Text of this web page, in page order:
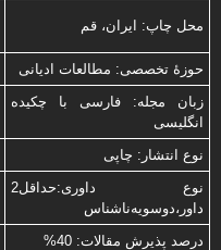
محل چاپ: ایران، قم
حوزۀ تخصصی: مطالعات ادیانی
زبان مجله: فارسی با چكیده
انگلیسی
نوع انتشار: چاپی
نوع داوری:حداقل2
داور،دوسویه‌ناشناس
درصد پذیرش مقالات: 40%